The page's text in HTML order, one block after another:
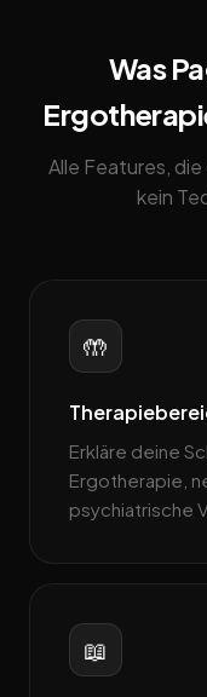
Was
Alle Features,
kein
🤲
Erkläre deine
Ergotherapie,
psychiatrische
📖